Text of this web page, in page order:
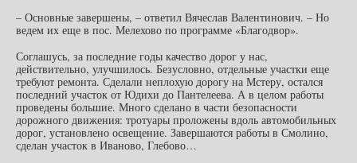
– Основные завершены, – ответил Вячеслав Валентинович. – Но
ведем их еще в пос. Мелехово по программе «Благодвор».
Соглашусь, за последние годы качество дорог у нас,
действительно, улучшилось. Безусловно, отдельные участки еще
требуют ремонта. Сделали неплохую дорогу на Мстеру, остался
последний участок от Юдихи до Пантелеева. А в целом работы
проведены большие. Много сделано в части безопасности
дорожного движения: тротуары проложены вдоль автомобильных
дорог, установлено освещение. Завершаются работы в Смолино,
сделан участок в Иваново, Глебово…